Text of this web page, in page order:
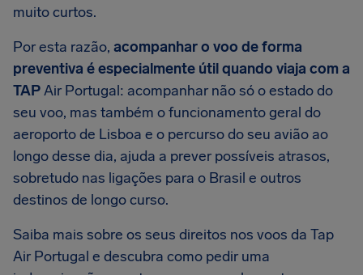
muito curtos.
Por esta razão, acompanhar o voo de forma
preventiva é especialmente útil quando viaja com a
TAPAir Portugal: acompanhar não só o estado do
seu voo, mas também o funcionamento geral do
aeroporto de Lisboa e o percurso do seu avião ao
longo desse dia, ajuda a prever possíveis atrasos,
sobretudo nas ligações para o Brasil e outros
destinos de longo curso.
Saiba mais sobre os seus direitos nos voos da Tap
Air Portugal e descubra como pedir uma